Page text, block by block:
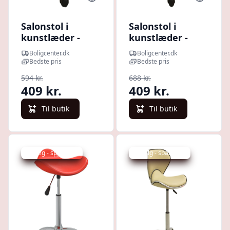
Salonstol i
kunstlæder -
hvid,
højdejusterbar
hjul
Boligcenter.dk
Bedste pris
594 kr.
409 kr.
Til butik
Salonstol i
kunstlæder -
højdejusterbar
drejestol, grå
Boligcenter.dk
Bedste pris
688 kr.
409 kr.
Til butik
Udsalg - spar 18 % Udsalg - spar 41 %